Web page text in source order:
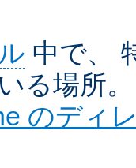
中で、
る場所。
のディ